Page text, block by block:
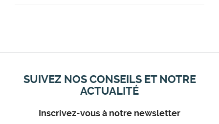
SUIVEZ NOS CONSEILS ET NOTRE
ACTUALITÉ
Inscrivez-vous à notre newsletter